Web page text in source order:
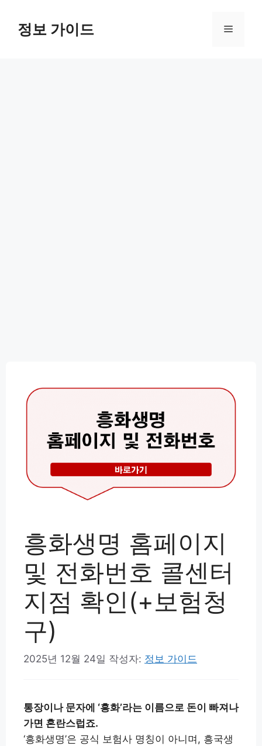
정보 가이드 메
흥화생명 홈페이지
및 전화번호 콜센터
지점 확인(+보험청
구)
2025년 12월 24일 작성자: 정보 가이드
통장이나 문자에 ‘흥화’라는 이름으로 돈이 빠져나
가면 혼란스럽죠.
‘흥화생명’은 공식 보험사 명칭이 아니며, 흥국생